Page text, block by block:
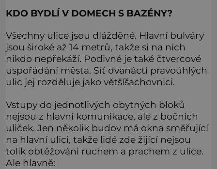
KDO BYDLÍ V DOMECH S BAZÉNY?
Všechny ulice jsou dlážděné. Hlavní bulváry
jsou široké až 14 metrů, takže si na nich
nikdo nepřekáží. Podivné je také čtvercové
uspořádání města. Síť dvanácti pravoúhlých
ulic jej rozděluje jako většíšachovnici.
Vstupy do jednotlivých obytných bloků
nejsou z hlavní komunikace, ale z bočních
uliček. Jen několik budov má okna směřující
na hlavní ulici, takže lidé zde žijící nejsou
tolik obtěžováni ruchem a prachem z ulice.
Ale hlavně: